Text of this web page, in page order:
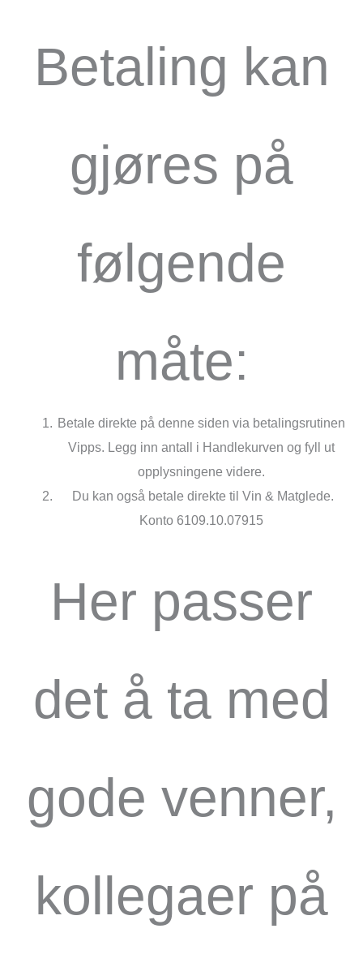
Betaling kan
gjøres på
følgende
måte:
Betale direkte på denne siden via betalingsrutinen
Vipps. Legg inn antall i Handlekurven og fyll ut
opplysningene videre.
Du kan også betale direkte til Vin & Matglede.
Konto 6109.10.07915
Her passer
det å ta med
gode venner,
kollegaer på